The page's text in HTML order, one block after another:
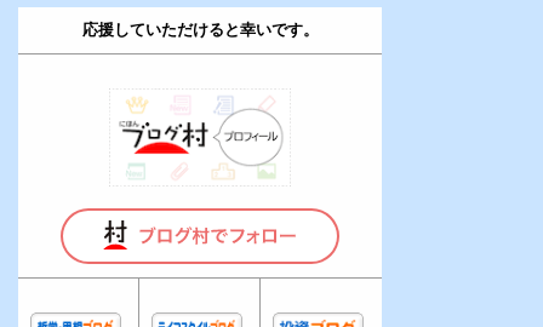
応援していただけると幸いです。